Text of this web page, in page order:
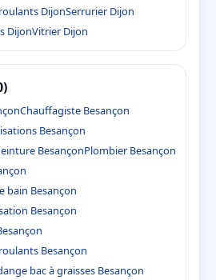
DijonSerrurier Dijon
DijonVitrier Dijon
Chauffagiste Besançon
Besançon
BesançonPlombier Besançon
bain Besançon
Besançon
Besançon
bac à graisses Besançon